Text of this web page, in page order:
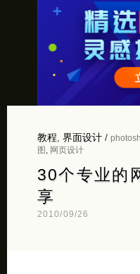
教程 界面设计/
图
网页设计
30个专业的
享
2010/09/26